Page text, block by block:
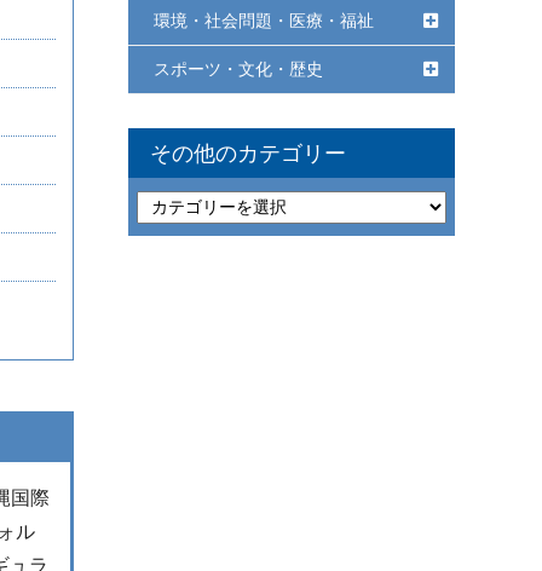
国際
ル
ュラ
環境・社会問題・医療・福祉
スポーツ・文化・歴史
その他のカテゴリー